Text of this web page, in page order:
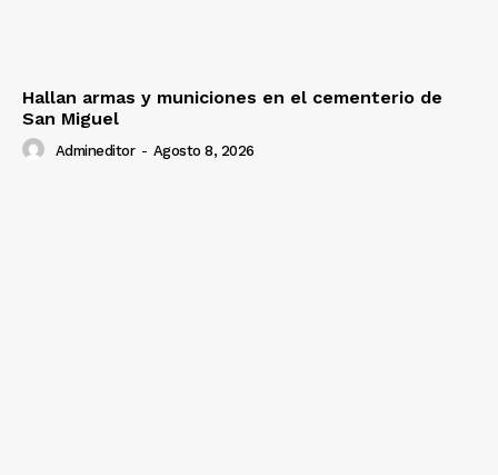
Hallan armas y municiones en el cementerio de
San Miguel
Admineditor - Agosto 8, 2026